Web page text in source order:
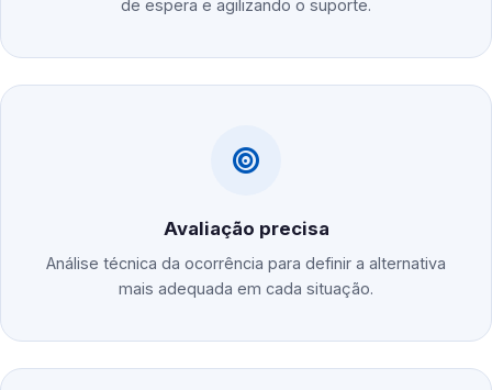
de espera e agilizando o suporte.
Avaliação precisa
Análise técnica da ocorrência para definir a alternativa
mais adequada em cada situação.